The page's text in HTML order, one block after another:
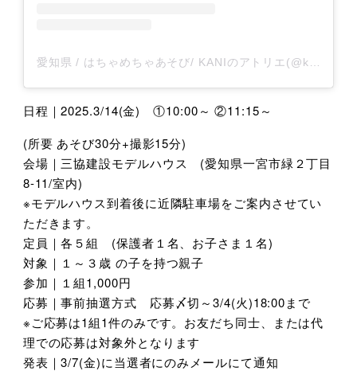
愛知県 / はちゃめちゃあそび/ KANIのアトリエ(@kani_no_atelier)がシェアした投稿
日程｜2025.3/14(金) ①10:00～ ②11:15～
(所要 あそび30分+撮影15分)
会場｜三協建設モデルハウス (愛知県一宮市緑２丁目
8-11/室内)
※モデルハウス到着後に近隣駐車場をご案内させてい
ただきます。
定員｜各５組 (保護者１名、お子さま１名)
対象｜１～３歳 の子を持つ親子
参加｜１組1,000円
応募｜事前抽選方式 応募〆切～3/4(火)18:00まで
※ご応募は1組1件のみです。お友だち同士、または代
理での応募は対象外となります
発表｜3/7(金)に当選者にのみメールにて通知